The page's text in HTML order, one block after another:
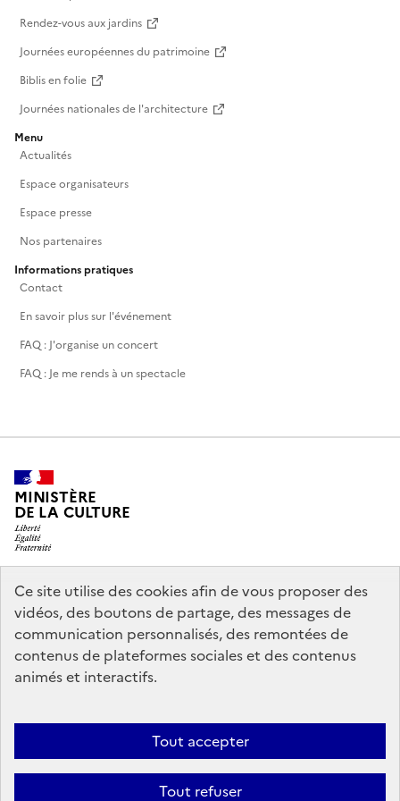
Ce site utilise des cookies afin de vous proposer des
vidéos, des boutons de partage, des messages de
communication personnalisés, des remontées de
contenus de plateformes sociales et des contenus
animés et interactifs.
Tout accepter
Tout refuser
Rendez-vous aux jardins
Journées européennes du patrimoine
Biblis en folie
Journées nationales de l'architecture
Menu
Actualités
Espace organisateurs
Espace presse
Nos partenaires
Informations pratiques
Contact
En savoir plus sur l'événement
FAQ : J'organise un concert
FAQ : Je me rends à un spectacle
MINISTÈRE
DE LA CULTURE
legifrance.gouv.fr
info.gouv.fr
service-public.gouv.fr
data.gouv.fr
Accessibilité : partiellement conforme
Politique générale de
Mentions légales
témoins de connexion (cookies)
Crédits